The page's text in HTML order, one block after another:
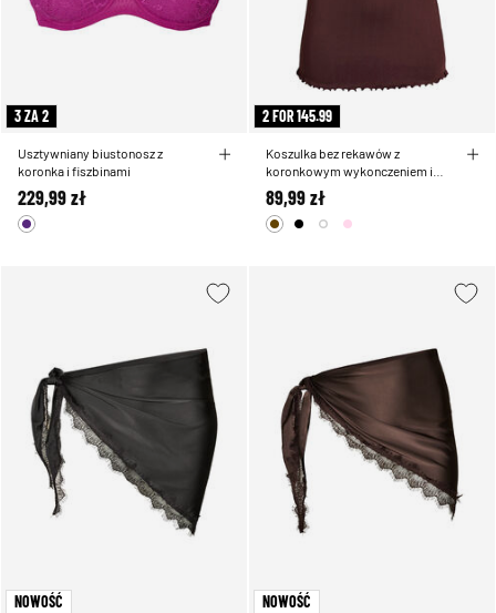
3 ZA 2
Usztywniany biustonosz z
koronka i fiszbinami
229,99 zł
2 FOR 145.99
Koszulka bez rekawów z
koronkowym wykonczeniem i
haftem oczka
89,99 zł
NOWOŚĆ NOWOŚĆ